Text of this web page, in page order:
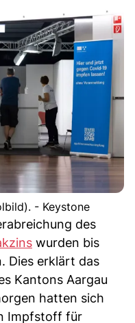
- Keystone
des
wurden bis
Dies erklärt das
Kantons Aargau
hatten sich
Impfstoff für